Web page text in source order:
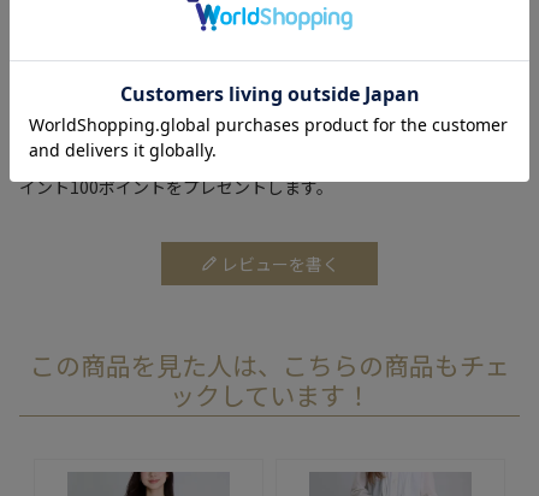
しも入荷するとは限りません。予めご了承ください。
レビュー投稿で100ポイントプレゼント！
購入した商品のレビューを投稿いただくと、もれなくエクセルポ
イント100ポイントをプレゼントします。
レビューを書く
この商品を見た人は、こちらの商品もチェ
ックしています！